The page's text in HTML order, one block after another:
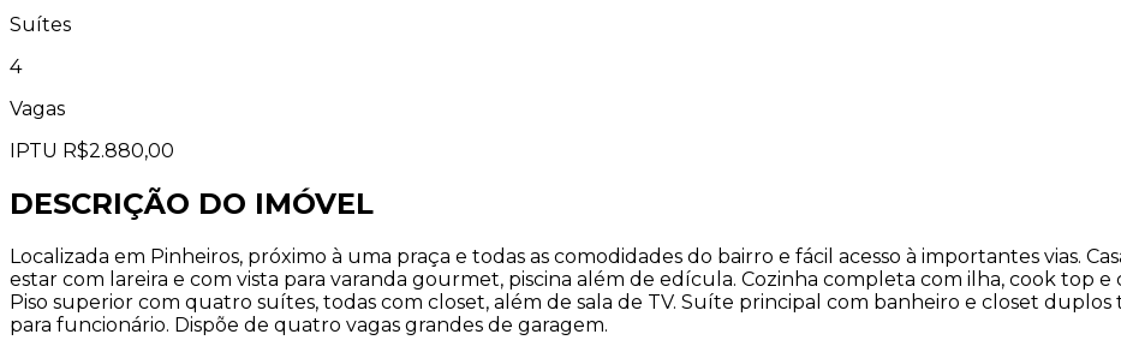
Suítes
4
Vagas
IPTU R$2.880,00
DESCRIÇÃO DO IMÓVEL
Localizada em Pinheiros, próximo à uma praça e todas as comodidades do bairro e fácil acesso à importantes vias.
estar com lareira e com vista para varanda gourmet, piscina além de edícula. Cozinha completa com ilha, cook top e
Piso superior com quatro suítes, todas com closet, além de sala de TV. Suíte principal com banheiro e closet
para funcionário. Dispõe de quatro vagas grandes de garagem.